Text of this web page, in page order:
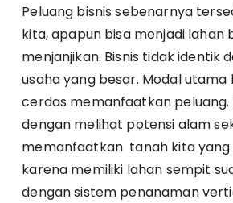
Peluang bisnis sebenarnya
kita, apapun bisa menjadi lahan
menjanjikan. Bisnis tidak identik
usaha yang besar. Modal utama
cerdas memanfaatkan peluang.
dengan melihat potensi alam
memanfaatkan tanah kita yang
karena memiliki lahan sempit
dengan sistem penanaman